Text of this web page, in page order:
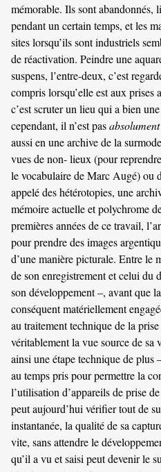
mémorable. Ils sont abandonnés,
pendant un certain temps, et les
sites lorsqu’ils sont industriels
de réactivation. Peindre une
suspens, l’entre-deux, c’est
compris lorsqu’elle est aux prises
c’est scruter un lieu qui a bien
cependant, il n’est pasabsolument
aussi en une archive de la
vues de non- lieux (pour
le vocabulaire de Marc Augé) ou
appelé des hétérotopies, une
mémoire actuelle et polychrome
premières années de ce travail,
pour prendre des images
d’une manière picturale. Entre
de son enregistrement et celui du
son développement –, avant que
conséquent matériellement
au traitement technique de la
véritablement la vue source de sa
ainsi une étape technique de plus
au temps pris pour permettre la
l’utilisation d’appareils de prise
peut aujourd’hui vérifier tout de
instantanée, la qualité de sa
vite, sans attendre le
qu’il a vu et saisi peut devenir le